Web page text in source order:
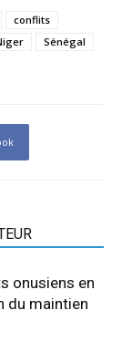
conflits
Sénégal
onusiens en
du maintien